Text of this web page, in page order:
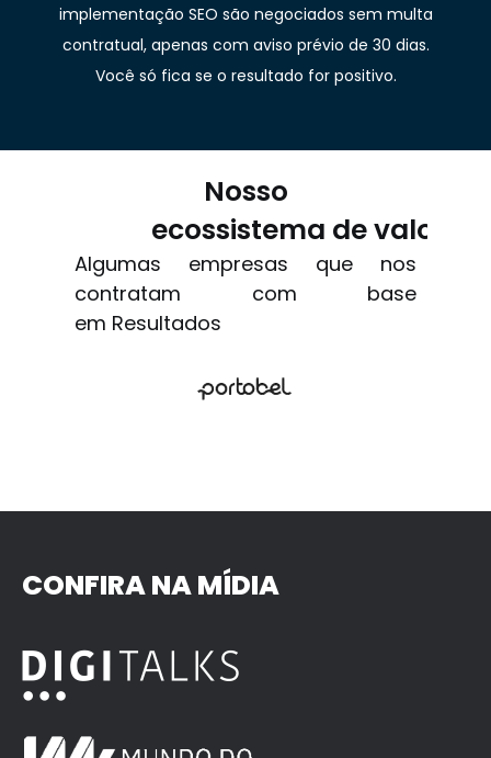
implementação SEO são negociados sem multa
contratual, apenas com aviso prévio de 30 dias.
Você só fica se o resultado for positivo.
Nosso
ecossistema de valor
Algumas empresas que nos
contratam com base
em Resultados
CONFIRA NA MÍDIA